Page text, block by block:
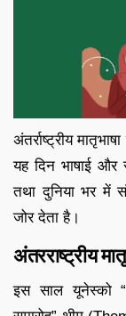
अंतर्राष्ट्रीय
यह दिन भाषाई और
तथा दुनिया भर में
जोर देता है।
अंतरराष्ट्रीय
इस साल यूनेस्को